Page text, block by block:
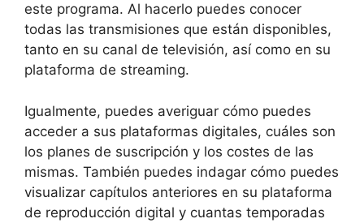
este programa. Al hacerlo puedes conocer
todas las transmisiones que están disponibles,
tanto en su canal de televisión, así como en su
plataforma de streaming.
Igualmente, puedes averiguar cómo puedes
acceder a sus plataformas digitales, cuáles son
los planes de suscripción y los costes de las
mismas. También puedes indagar cómo puedes
visualizar capítulos anteriores en su plataforma
de reproducción digital y cuantas temporadas